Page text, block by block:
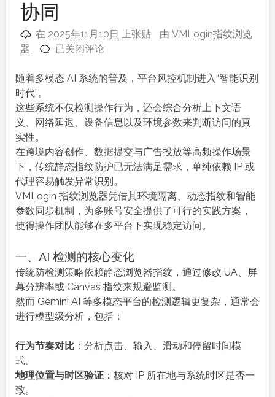
协同
在 2025年11月10日 上张贴 由VMLogin指纹浏览
器
Gemini
场
下
的
能
防
检
测
策
略
否
依
赖
环
境
数
同
已关闭评论
随着多模态 AI 系统的普及，平台风控机制进入“智能识别
时代”。
这些系统不仅检测操作行为，还会综合分析上下文语
义、网络延迟、设备信息以及环境参数来判断访问的真
实性。
在跨境内容创作、数据提交与广告投放等高频操作场景
下，传统静态指纹防护已无法满足需求，单纯依赖 IP 或
代理容易触发异常识别。
VMLogin 指纹浏览器凭借其环境隔离、动态指纹和智能
参数同步机制，为多账号安全提供了可行的实践方案，
使得操作团队能够在多平台下实现稳定访问。
一、AI 检测的核心变化
传统防检测策略依赖静态浏览器指纹，通过修改 UA、屏
幕分辨率或 Canvas 指纹来规避监测。
然而 Gemini AI 等多模态平台的检测逻辑更复杂，通常会
进行模型级分析，包括：
行为节奏对比：分析点击、输入、滑动和停留时间模
式。
地理位置与时区验证：核对 IP 所在地与系统时区是否一
致。